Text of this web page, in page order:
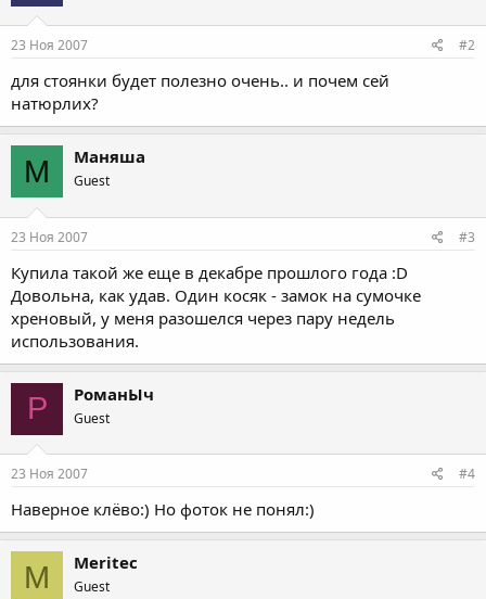
23 Ноя 2007 #2
для стоянки будет полезно очень.. и почем сей
натюрлих?
М Маняша
Guest
23 Ноя 2007 #3
Купила такой же еще в декабре прошлого года :D
Довольна, как удав. Один косяк - замок на сумочке
хреновый, у меня разошелся через пару недель
использования.
Р РоманЫч
Guest
23 Ноя 2007 #4
Наверное клёво:) Но фоток не понял:)
M Meritec
Guest